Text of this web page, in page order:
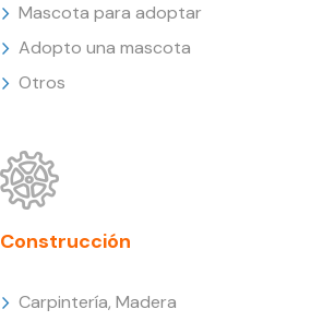
Mascota para adoptar
Adopto una mascota
Otros
Construcción
Carpintería, Madera